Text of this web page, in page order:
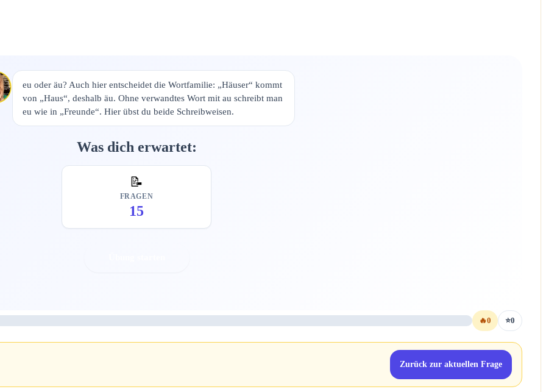
eu oder äu? Auch hier entscheidet die Wortfamilie: „Häuser“ kommt
von „Haus“, deshalb äu. Ohne verwandtes Wort mit au schreibt man
eu wie in „Freunde“. Hier übst du beide Schreibweisen.
Was dich erwartet:
📝
FRAGEN
15
🔥0 ⭐0
Zurück zur aktuellen Frage